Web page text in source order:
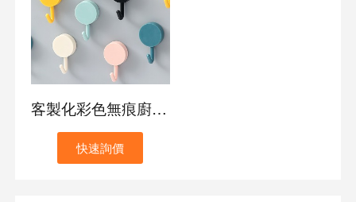
客製化彩色無痕廚房掛鉤
快速詢價